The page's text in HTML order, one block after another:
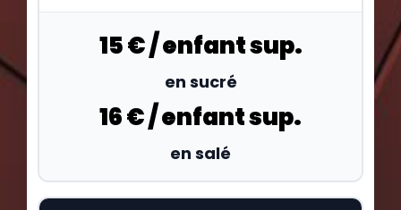
15 € / enfant sup.
en sucré
16 € / enfant sup.
en salé